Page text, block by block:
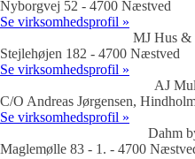
Nyborgvej 52 - 4700 Næstved
Se virksomhedsprofil »
MJ Hus &
Stejlehøjen 182 - 4700 Næstved
Se virksomhedsprofil »
AJ
C/O Andreas Jørgensen,
Se virksomhedsprofil »
Dahm
Maglemølle 83 - 1. - 4700